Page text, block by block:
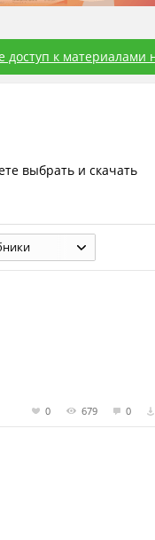
к материалами
выбрать и скачать
0 679 0